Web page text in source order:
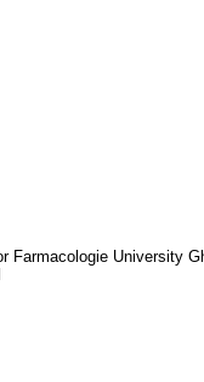
Farmacologie University